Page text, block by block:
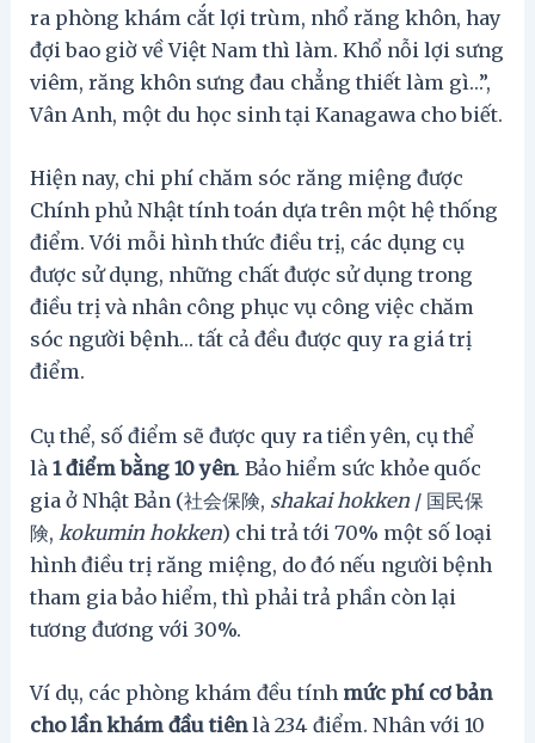
ra phòng khám cắt lợi trùm, nhổ răng khôn, hay
đợi bao giờ về Việt Nam thì làm. Khổ nỗi lợi sưng
viêm, răng khôn sưng đau chẳng thiết làm gì…”,
Vân Anh, một du học sinh tại Kanagawa cho biết.
Hiện nay, chi phí chăm sóc răng miệng được
Chính phủ Nhật tính toán dựa trên một hệ thống
điểm. Với mỗi hình thức điều trị, các dụng cụ
được sử dụng, những chất được sử dụng trong
điều trị và nhân công phục vụ công việc chăm
sóc người bệnh… tất cả đều được quy ra giá trị
điểm.
Cụ thể, số điểm sẽ được quy ra tiền yên, cụ thể
là 1 điểm bằng 10 yên. Bảo hiểm sức khỏe quốc
gia ở Nhật Bản (社会保険, shakai hokken / 国民保
険, kokumin hokken) chi trả tới 70% một số loại
hình điều trị răng miệng, do đó nếu người bệnh
tham gia bảo hiểm, thì phải trả phần còn lại
tương đương với 30%.
Ví dụ, các phòng khám đều tính mức phí cơ bản
cho lần khám đầu tiênlà 234 điểm. Nhân với 10